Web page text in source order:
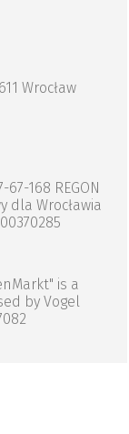
Wrocław
168 REGON
dla Wrocławia
is a
by Vogel